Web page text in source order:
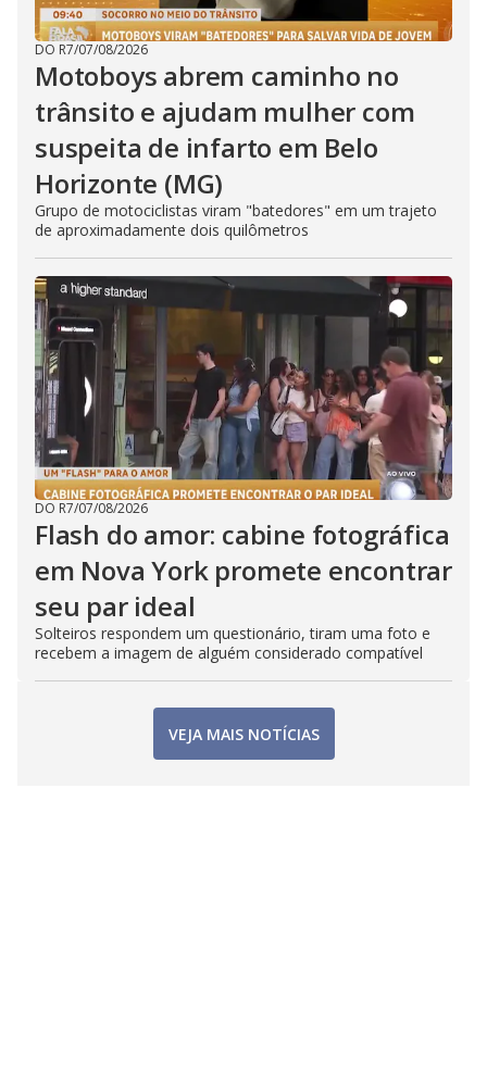
DO R7/07/08/2026
Motoboys abrem caminho no
trânsito e ajudam mulher com
suspeita de infarto em Belo
Horizonte (MG)
Grupo de motociclistas viram "batedores" em um trajeto
de aproximadamente dois quilômetros
DO R7/07/08/2026
Flash do amor: cabine fotográfica
em Nova York promete encontrar
seu par ideal
Solteiros respondem um questionário, tiram uma foto e
recebem a imagem de alguém considerado compatível
VEJA MAIS NOTÍCIAS